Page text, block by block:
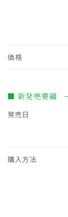
価格
■ 新発売要綱
発売日
購入方法